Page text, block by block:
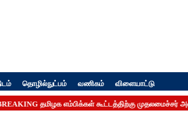
தொழில்நுட்பம் வணிகம் விளையாட்டு